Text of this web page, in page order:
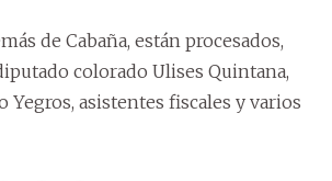
de Cabaña, están procesados,
colorado Ulises Quintana,
Yegros, asistentes fiscales y varios